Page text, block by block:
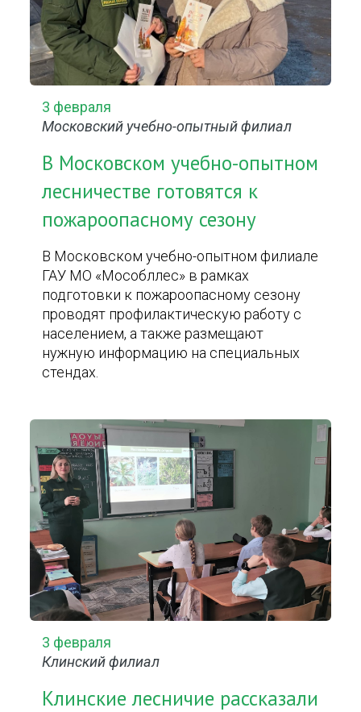
3 февраля
Московский учебно-опытный филиал
В Московском учебно-опытном
лесничестве готовятся к
пожароопасному сезону
В Московском учебно-опытном филиале
ГАУ МО «Мособллес» в рамках
подготовки к пожароопасному сезону
проводят профилактическую работу с
населением, а также размещают
нужную информацию на специальных
стендах.
3 февраля
Клинский филиал
Клинские лесничие рассказали